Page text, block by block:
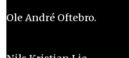
Ole André Oftebro.